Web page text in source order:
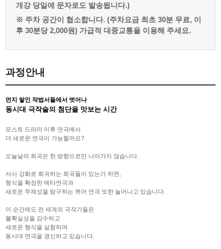
개강 당일에 문자로도 발송됩니다.)
※ 주차 공간이 협소합니다. (주차요금 최초 30분 무료, 이
후 30분당 2,000원) 가급적 대중교통을 이용해 주세요.
과정안내
먼지 쌓인 작법서들에서 벗어나
동시대 극작술의 첨단을 맛보는 시간
포스트 드라마 이후 연극에서
더 새로운 연극이 가능할까요?
오늘날의 희곡은 한 방향으로만 나아가지 않습니다
서사 강화로 회귀하는 희곡들이 있는가 하면
형식을 확장한 메타연극과
새로운 주체성을 탐구하는 퀴어 연극 또한 늘어나고 있습니다
이 순간에도 전 세계의 극작가들은
불확실성을 감수하고
새로운 형식을 실험하며
동시대 연극을 갱신하고 있습니다